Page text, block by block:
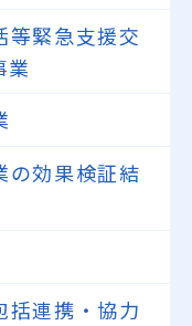
等緊急支援交
業
の効果検証結
括連携・協力